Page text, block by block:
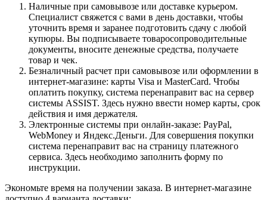
Наличные при самовывозе или доставке курьером.
Специалист свяжется с вами в день доставки, чтобы
уточнить время и заранее подготовить сдачу с любой
купюры. Вы подписываете товаросопроводительные
документы, вносите денежные средства, получаете
товар и чек.
Безналичный расчет при самовывозе или оформлении в
интернет-магазине: карты Visa и MasterCard. Чтобы
оплатить покупку, система перенаправит вас на сервер
системы ASSIST. Здесь нужно ввести номер карты, срок
действия и имя держателя.
Электронные системы при онлайн-заказе: PayPal,
WebMoney и Яндекс.Деньги. Для совершения покупки
система перенаправит вас на страницу платежного
сервиса. Здесь необходимо заполнить форму по
инструкции.
Экономьте время на получении заказа. В интернет-магазине